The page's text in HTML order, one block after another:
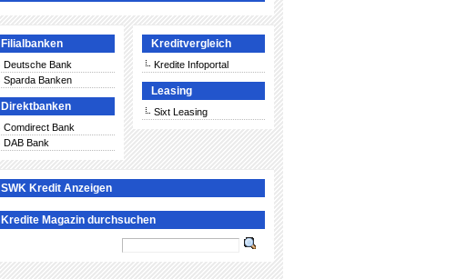
Filialbanken
Deutsche Bank
Sparda Banken
Direktbanken
Comdirect Bank
DAB Bank
Kreditvergleich
Kredite Infoportal
Leasing
Sixt Leasing
SWK Kredit Anzeigen
Kredite Magazin durchsuchen